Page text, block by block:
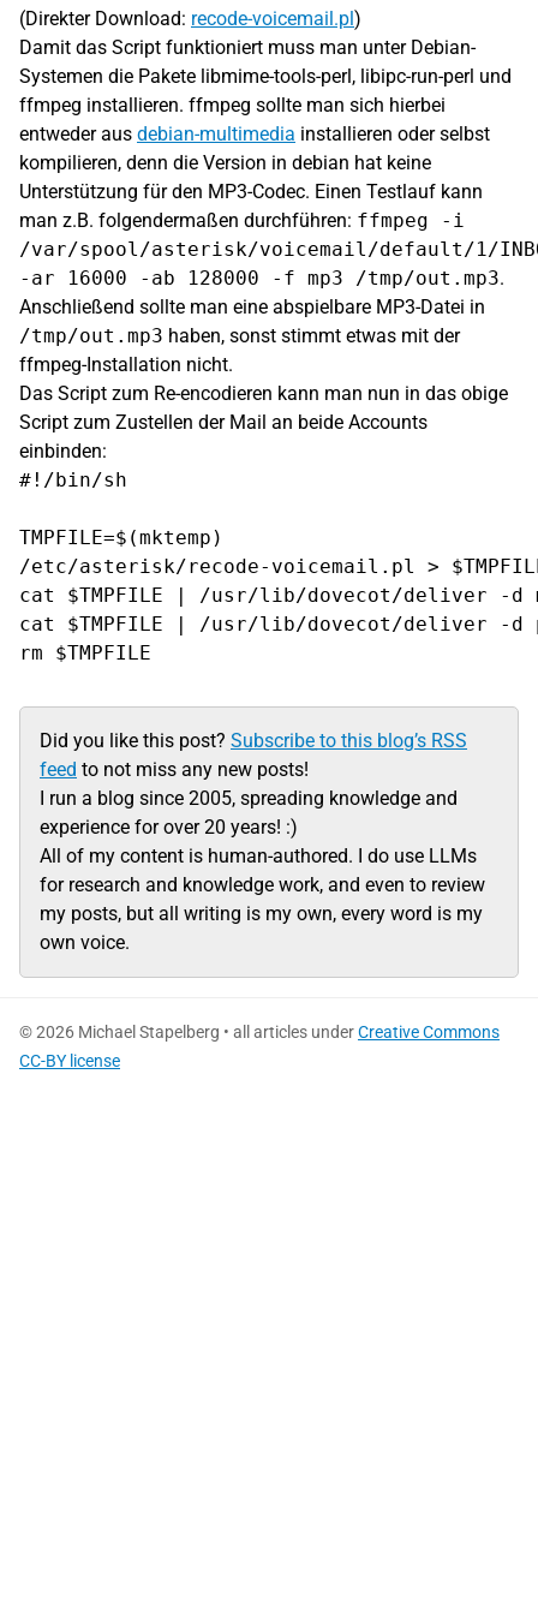
(Direkter Download: recode-voicemail.pl)
Damit das Script funktioniert muss man unter Debian-
Systemen die Pakete libmime-tools-perl, libipc-run-perl und
ffmpeg installieren. ffmpeg sollte man sich hierbei
entweder aus debian-multimedia installieren oder selbst
kompilieren, denn die Version in debian hat keine
Unterstützung für den MP3-Codec. Einen Testlauf kann
man z.B. folgendermaßen durchführen: ffmpeg -i
/var/spool/asterisk/voicemail/default/1/
-ar 16000 -ab 128000 -f mp3 /tmp/out.mp3.
Anschließend sollte man eine abspielbare MP3-Datei in
/tmp/out.mp3 haben, sonst stimmt etwas mit der
ffmpeg-Installation nicht.
Das Script zum Re-encodieren kann man nun in das obige
Script zum Zustellen der Mail an beide Accounts
einbinden:
#!/bin/sh
TMPFILE=$(mktemp)
/etc/asterisk/recode-voicemail.pl >
cat $TMPFILE | /usr/lib/dovecot/deliver -d
cat $TMPFILE | /usr/lib/dovecot/deliver -d
Did you like this post? Subscribe to this blog’s RSS
feed to not miss any new posts!
I run a blog since 2005, spreading knowledge and
experience for over 20 years! :)
All of my content is human-authored. I do use LLMs
for research and knowledge work, and even to review
my posts, but all writing is my own, every word is my
own voice.
© 2026 Michael Stapelberg • all articles underCreative Commons
CC-BY license